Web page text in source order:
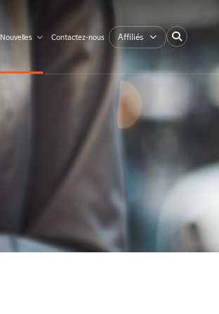
Nouvelles Contactez-nous Affiliés